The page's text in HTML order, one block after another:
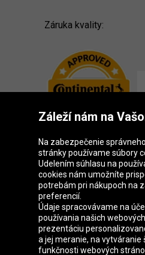
Záruka kvality:
Skupina Oponeo
Belgique
Česká
republika
Záleží nám na
Na zabezpečenie
stránky používame súbory
Udelením súhlasu na
cookies nám umožníte
potrebám pri nákupoch na
preferencií.
Údaje spracovávame na
používania našich
prezentáciu
a jej meranie, na vytváranie
funkčnosti webových